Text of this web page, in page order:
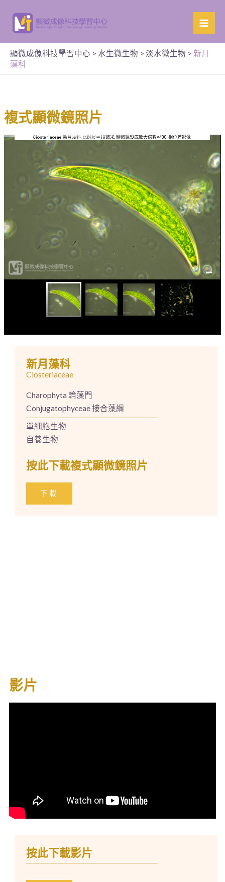
顯微成像科技學習中心 > 水生微生物 > 淡水微生物 > 新月
藻科
複式顯微鏡照片
Closteriaceae 新月藻科, 比例尺＝10微米, 顯微鏡設成放大倍數×400, 相位差影像
新月藻科
Closteriaceae
Charophyta 輪藻門
Conjugatophyceae 接合藻綱
單細胞生物
自養生物
按此下載複式顯微鏡照片
下載
影片
按此下載影片